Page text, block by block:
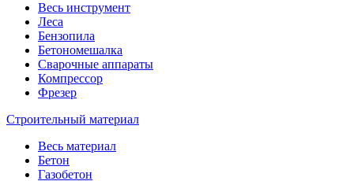
Весь инструмент
Леса
Бензопила
Бетономешалка
Сварочные аппараты
Компрессор
Фрезер
Строительный материал
Весь материал
Бетон
Газобетон